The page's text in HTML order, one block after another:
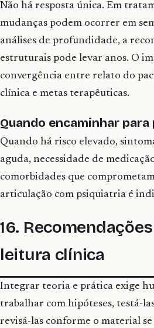
Não há resposta única. Em
mudanças podem ocorrer em
análises de profundidade, a
estruturais pode levar anos. O
convergência entre relato do
clínica e metas terapêuticas.
Quando encaminhar
Quando há risco elevado,
aguda, necessidade de
comorbidades que
articulação com psiquiatria é
16.
leitura clínica
Integrar teoria e prática exige
trabalhar com hipóteses, testá-
revisá-las conforme o material se